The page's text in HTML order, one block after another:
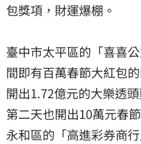
包獎項，財運爆棚。
臺中市太平區的「喜喜
間即有百萬春節大紅包
開出1.72億元的大樂透
第二天也開出10萬元春
永和區的「高進彩券商